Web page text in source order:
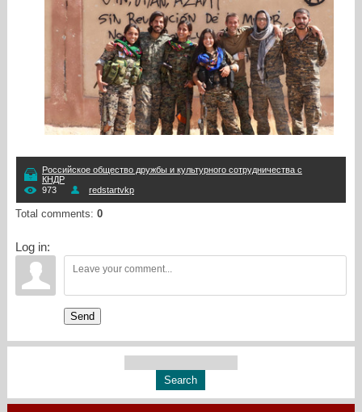
Российское общество дружбы и культурного сотрудничества с
КНДР
973
redstartvkp
Total comments: 0
Log in:
Send